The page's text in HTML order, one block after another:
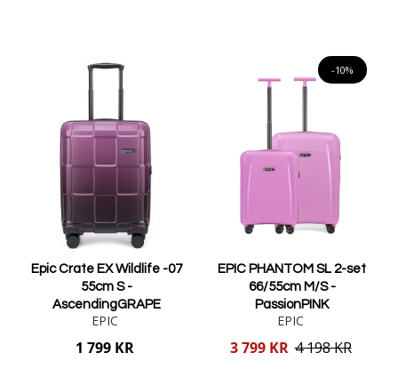
Epic Crate EX Wildlife -07
55cm S -
AscendingGRAPE
EPIC
1 799 KR
-10%
EPIC PHANTOM SL 2-set
66/55cm M/S -
PassionPINK
EPIC
Reducerat
3 799 KR 4 198 KR